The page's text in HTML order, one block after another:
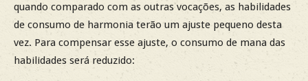
quando comparado com as outras vocações, as habilidades
de consumo de harmonia terão um ajuste pequeno desta
vez. Para compensar esse ajuste, o consumo de mana das
habilidades será reduzido: